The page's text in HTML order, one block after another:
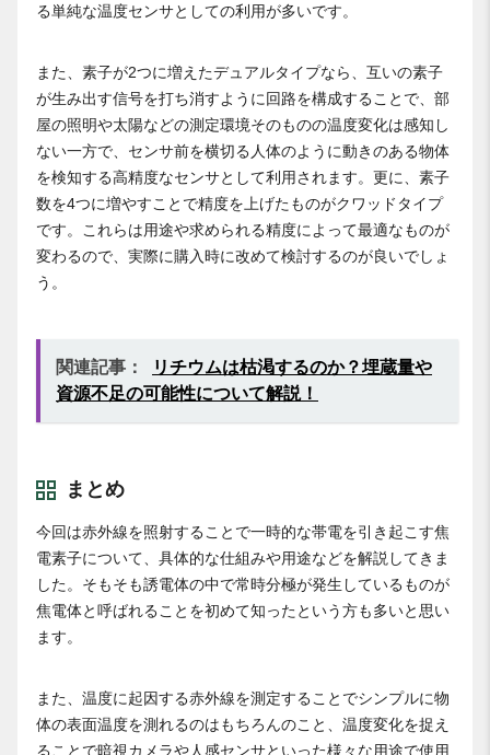
る単純な温度センサとしての利用が多いです。
また、素子が2つに増えたデュアルタイプなら、互いの素子
が生み出す信号を打ち消すように回路を構成することで、部
屋の照明や太陽などの測定環境そのものの温度変化は感知し
ない一方で、センサ前を横切る人体のように動きのある物体
を検知する高精度なセンサとして利用されます。更に、素子
数を4つに増やすことで精度を上げたものがクワッドタイプ
です。これらは用途や求められる精度によって最適なものが
変わるので、実際に購入時に改めて検討するのが良いでしょ
う。
関連記事：
リチウムは枯渇するのか？埋蔵量や
資源不足の可能性について解説！
まとめ
今回は赤外線を照射することで一時的な帯電を引き起こす焦
電素子について、具体的な仕組みや用途などを解説してきま
した。そもそも誘電体の中で常時分極が発生しているものが
焦電体と呼ばれることを初めて知ったという方も多いと思い
ます。
また、温度に起因する赤外線を測定することでシンプルに物
体の表面温度を測れるのはもちろんのこと、温度変化を捉え
ることで暗視カメラや人感センサといった様々な用途で使用